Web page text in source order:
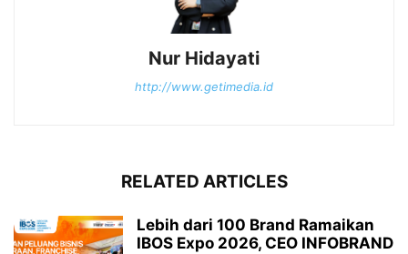
Nur Hidayati
http://www.getimedia.id
RELATED ARTICLES
Lebih dari 100 Brand Ramaikan
IBOS Expo 2026, CEO INFOBRAND